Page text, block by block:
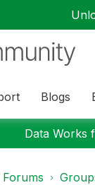
Blogs
Data Works
Forums